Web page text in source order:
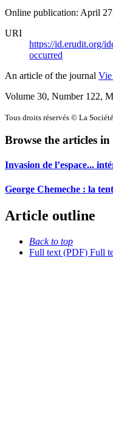
Online publication: April
URI
https://id.erudit.org/
occurred
An article of the journal Vie
Volume 30, Number 122,
Tous droits réservés © La
Browse the articles in
Invasion de l’espace...
George Chemeche : la
Article outline
Back to top
Full text (PDF) Full